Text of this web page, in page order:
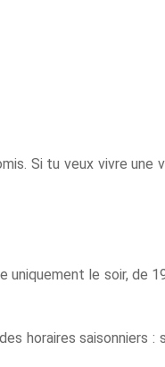
Si tu veux vivre une
le soir, de
horaires saisonniers :